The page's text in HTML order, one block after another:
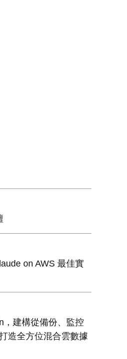
on AWS 最佳實
，建構從備份、監控
造全方位混合雲數據